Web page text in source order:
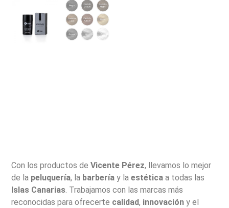
Con los productos deVicente Pérez, llevamos lo mejor
de la peluquería, la barbería y laestética a todas las
Islas Canarias. Trabajamos con las marcas más
reconocidas para ofrecerte calidad, innovación y el